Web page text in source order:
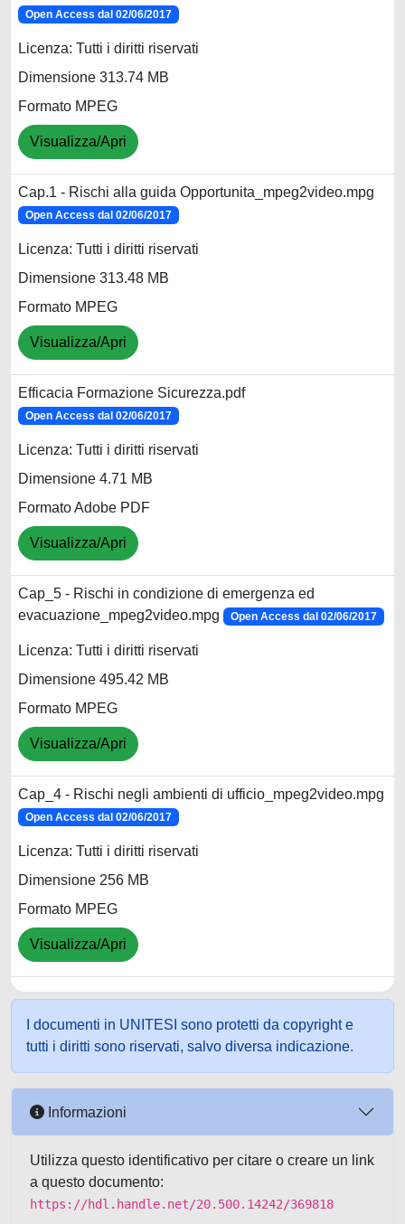
Open Access dal 02/06/2017
Licenza: Tutti i diritti riservati
Dimensione 313.74 MB
Formato MPEG
Visualizza/Apri
Cap.1 - Rischi alla guida Opportunita_mpeg2video.mpg
Open Access dal 02/06/2017
Licenza: Tutti i diritti riservati
Dimensione 313.48 MB
Formato MPEG
Visualizza/Apri
Efficacia Formazione Sicurezza.pdf
Open Access dal 02/06/2017
Licenza: Tutti i diritti riservati
Dimensione 4.71 MB
Formato Adobe PDF
Visualizza/Apri
Cap_5 - Rischi in condizione di emergenza ed
evacuazione_mpeg2video.mpg
Open Access dal 02/06/2017
Licenza: Tutti i diritti riservati
Dimensione 495.42 MB
Formato MPEG
Visualizza/Apri
Cap_4 - Rischi negli ambienti di ufficio_mpeg2video.mpg
Open Access dal 02/06/2017
Licenza: Tutti i diritti riservati
Dimensione 256 MB
Formato MPEG
Visualizza/Apri
I documenti in UNITESI sono protetti da copyright e
tutti i diritti sono riservati, salvo diversa indicazione.
Informazioni
Utilizza questo identificativo per citare o creare un link
a questo documento:
https://hdl.handle.net/20.500.14242/369818